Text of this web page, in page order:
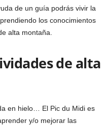
de un guía podrás vivir la
los conocimientos
alta montaña.
de alta
en hielo… El Pic du Midi es
y/o mejorar las